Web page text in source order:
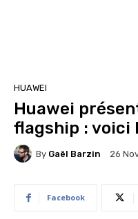
HUAWEI
Huawei
flagship : voici
By Gaël Barzin 26
Facebook